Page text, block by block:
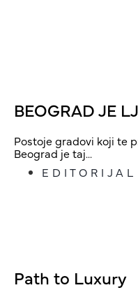
BEOGRAD JE
Postoje gradovi koji te
Beograd je taj...
EDITORIJAL
Path to Luxury